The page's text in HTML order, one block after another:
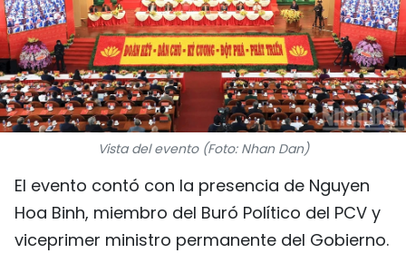
HISTORIAS MULTIMEDIA
FOTOGRAFÍA
¿QUIÉNES SOMOS?
TIẾNG VIỆT
ENGLISH
Vista del evento (Foto: Nhan Dan)
El evento contó con la presencia de Nguyen
Hoa Binh, miembro del Buró Político del PCV y
viceprimer ministro permanente del Gobierno.